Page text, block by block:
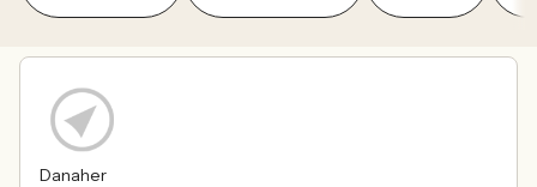
Danaher